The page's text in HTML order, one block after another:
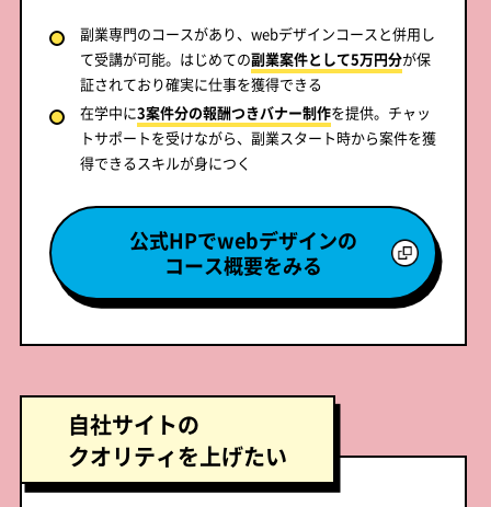
副業専門のコースがあり、webデザインコースと併用し
て受講が可能。はじめての副業案件として5万円分が保
証されており確実に仕事を獲得できる
在学中に3案件分の報酬つきバナー制作を提供。チャッ
トサポートを受けながら、副業スタート時から案件を獲
得できるスキルが身につく
公式HPでwebデザインの
コース概要をみる
自社サイトの
クオリティを上げたい